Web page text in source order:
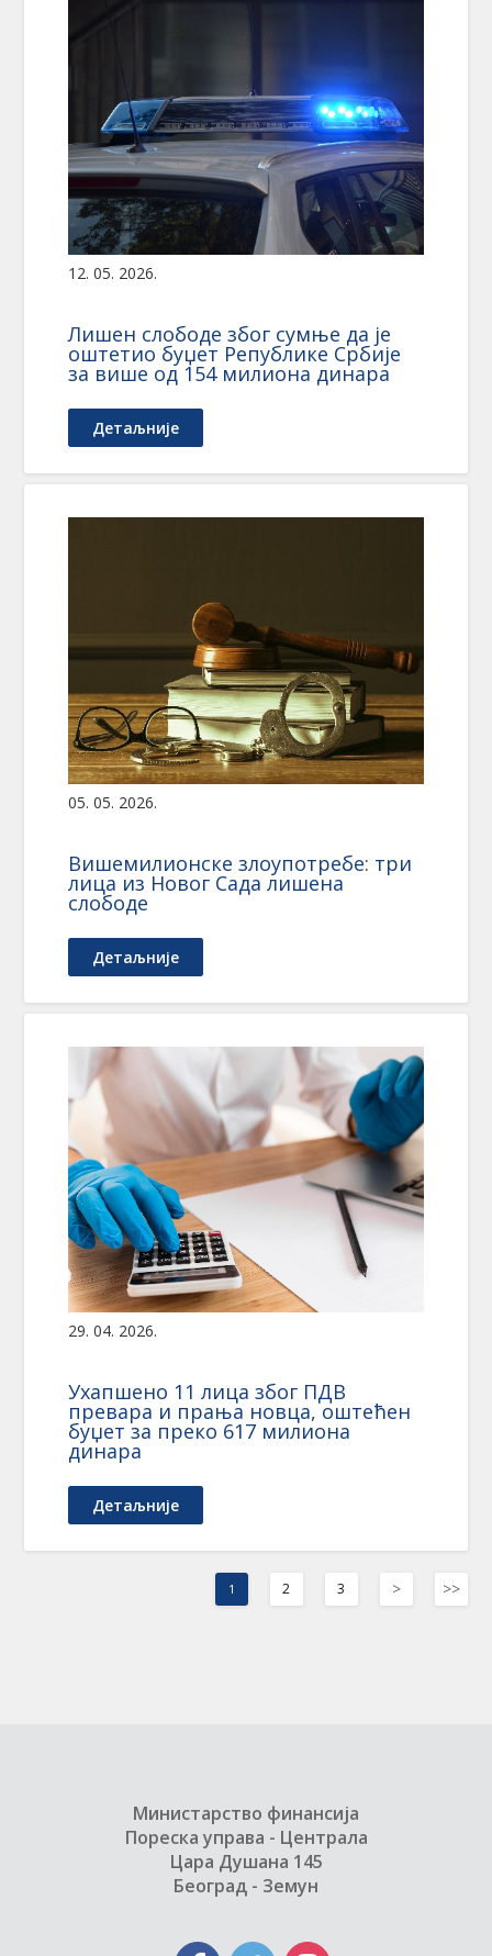
12. 05. 2026.
Лишен слободе због сумње да је
оштетио буџет Републике Србије
за више од 154 милиона динара
Детаљније
05. 05. 2026.
Вишемилионске злоупотребе: три
лица из Новог Сада лишена
слободе
Детаљније
29. 04. 2026.
Ухапшено 11 лица због ПДВ
превара и прања новца, оштећен
буџет за преко 617 милиона
динара
Детаљније
1 2 3 > >>
Министарство финансија
Пореска управа - Централа
Цара Душана 145
Београд - Земун